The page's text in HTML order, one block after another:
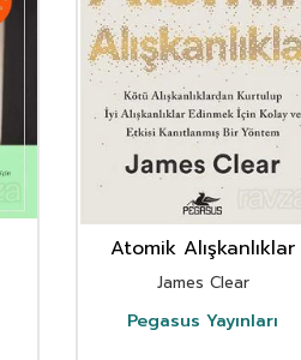
Atomik Alışkanlıklar
James Clear
Pegasus Yayınları